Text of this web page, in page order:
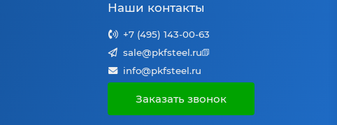
Наши контакты
+7 (495) 143-00-63
sale@pkfsteel.ru
info@pkfsteel.ru
Заказать звонок